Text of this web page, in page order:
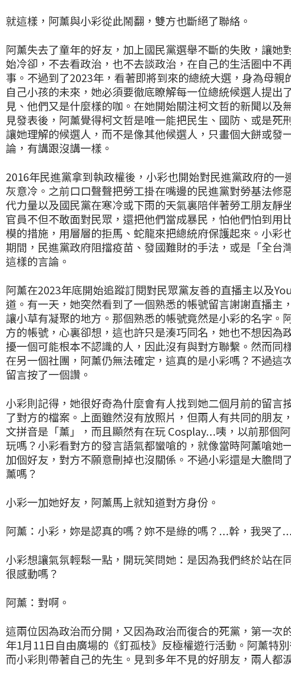
就這樣，阿薰與小彩從此鬧翻，雙方也斷絕了聯絡。
阿薰失去了童年的好友，加上國民黨選舉不斷的失敗，讓她
始冷卻，不去看政治，也不去談政治，在自己的生活圈中不
事。不過到了2023年，看著即將到來的總統大選，身為母親
自己小孩的未來，她必須要徹底瞭解每一位總統候選人提出
見、他們又是什麼樣的咖。在她開始關注柯文哲的新聞以及
見發表後，阿薰覺得柯文哲是唯一能把民生、國防、或是死
讓她理解的候選人，而不是像其他候選人，只畫個大餅或發
論，有講跟沒講一樣。
2016年民進黨拿到執政權後，小彩也開始對民進黨政府的一
灰意冷。之前口口聲聲把勞工掛在嘴邊的民進黨對勞基法修
代力量以及國民黨在寒冷或下雨的天氣裏陪伴著勞工朋友靜
官員不但不敢面對民眾，還把他們當成暴民，怕他們怕到用
模的措施，用層層的拒馬、蛇龍來把總統府保護起來。小彩
期間，民進黨政府阻擋疫苗、發國難財的手法，或是「全台
這樣的言論。
阿薰在2023年底開始追蹤訂閱對民眾黨友善的直播主以及
道。有一天，她突然看到了一個熟悉的帳號留言謝謝直播主
讓小草有凝聚的地方。那個熟悉的帳號竟然是小彩的名字。
方的帳號，心裏卻想，這也許只是湊巧同名，她也不想因為
擾一個可能根本不認識的人，因此沒有與對方聯繫。然而同
在另一個社團，阿薰仍無法確定，這真的是小彩嗎？不過這
留言按了一個讚。
小彩則記得，她很好奇為什麼會有人找到她二個月前的留言
了對方的檔案。上面雖然沒有放照片，但兩人有共同的朋友
文拼音是「薰」，而且顯然有在玩 Cosplay...咦，以前那個
玩嗎？小彩看對方的發言語氣都蠻嗆的，就像當時阿薰嗆她
加個好友，對方不願意刪掉也沒關係。不過小彩還是大膽問
薰嗎？
小彩一加她好友，阿薰馬上就知道對方身份。
阿薰：小彩，妳是認真的嗎？妳不是綠的嗎？...幹，我哭了
小彩想讓氣氛輕鬆一點，開玩笑問她：是因為我們終於站在
很感動嗎？
阿薰：對啊。
這兩位因為政治而分開，又因為政治而復合的死黨，第一次
年1月11日自由廣場的《釘孤枝》反極權遊行活動。阿薰特
而小彩則帶著自己的先生。見到多年不見的好朋友，兩人都